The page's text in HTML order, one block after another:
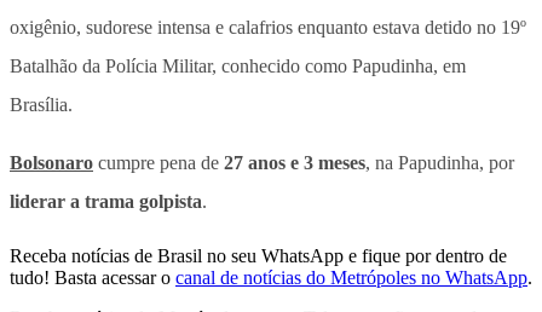
oxigênio, sudorese intensa e calafrios enquanto estava detido no 19º
Batalhão da Polícia Militar, conhecido como Papudinha, em
Brasília.
Bolsonaro cumpre pena de 27 anos e 3 meses, na Papudinha, por
liderar a trama golpista.
Receba notícias de Brasil no seu WhatsApp e fique por dentro de
tudo! Basta acessar o canal de notícias do Metrópoles no WhatsApp.